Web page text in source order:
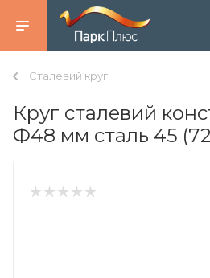
Сталевий круг
Круг сталевий
Ф48 мм сталь 45